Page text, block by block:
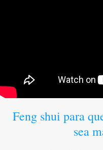
Feng shui para
sea